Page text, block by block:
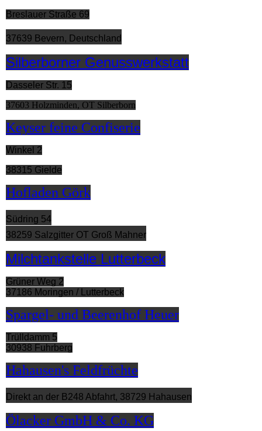
Breslauer Straße 69
37639 Bevern, Deutschland
Silberborner Genusswerkstatt
Dasseler Str. 15
37603 Holzminden, OT Silberborn
Keyser feine Confiserie
Winkel 2
38315 Gielde
Hofladen Görk
Südring 54
38259 Salzgitter OT Groß Mahner
Milchtankstelle Lutterbeck
Grüner Weg 2
37186 Moringen / Lutterbeck
Spargel- und Beerenhof Heuer
Trülldamm 5
30938 Fuhrberg
Hahausen's Feldfrüchte
Direkt an der B248 Abfahrt, 38729 Hahausen
Ölacker GmbH & Co. KG